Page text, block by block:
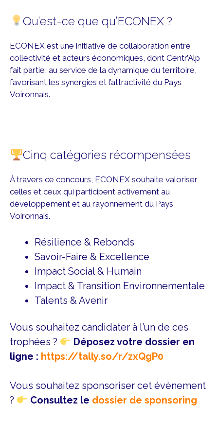
Qu’est-ce que qu’ECONEX ?
ECONEX est une initiative de collaboration entre
collectivité et acteurs économiques, dont Centr’Alp
fait partie, au service de la dynamique du territoire,
favorisant les synergies et l’attractivité du Pays
Voironnais.
Cinq catégories récompensées
À travers ce concours, ECONEX souhaite valoriser
celles et ceux qui participent activement au
développement et au rayonnement du Pays
Voironnais.
Résilience & Rebonds
Savoir-Faire & Excellence
Impact Social & Humain
Impact & Transition Environnementale
Talents & Avenir
Vous souhaitez candidater à l’un de ces
trophées ?
Déposez votre dossier en
ligne : https://tally.so/r/zxQgP0
Vous souhaitez sponsoriser cet évènement
?
Consultez le dossier de sponsoring